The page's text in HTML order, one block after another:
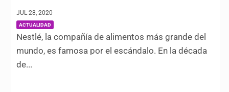
JUL 28, 2020
ACTUALIDAD
Nestlé, la compañía de alimentos más grande del
mundo, es famosa por el escándalo. En la década
de...